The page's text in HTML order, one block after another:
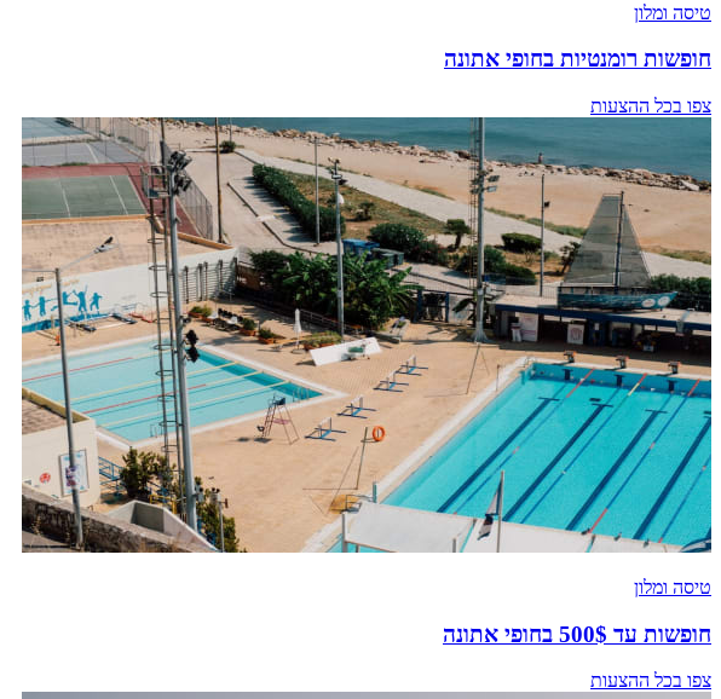
טיסה ומלון
חופשות רומנטיות בחופי אתונה
צפו בכל ההצעות
טיסה ומלון
חופשות עד 500$ בחופי אתונה
צפו בכל ההצעות